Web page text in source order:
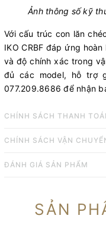
Ảnh thông số kỹ
Với cấu trúc con lăn
IKO CRBF đáp ứng
và độ chính xác trong
đủ các model, hỗ trợ
077.209.8686 để nhận
CHÍNH SÁCH THANH
CHÍNH SÁCH VẬN
ĐÁNH GIÁ SẢN PHẨM
SẢN